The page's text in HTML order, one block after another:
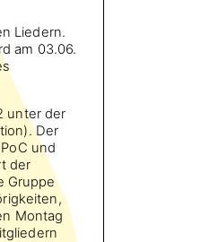
Liedern.
am 03.06.
unter der
Der
und
der
Gruppe
Montag